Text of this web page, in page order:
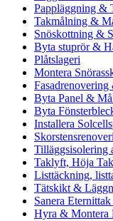
Pappläggning &
Takmålning &
Snöskottning &
Byta stuprör &
Plåtslageri
Montera
Fasadrenovering
Byta Panel &
Byta
Installera
Tilläggsisolering
Taklyft, Höja
Listtäckning,
Tätskikt &
Sanera
Hyra & Montera